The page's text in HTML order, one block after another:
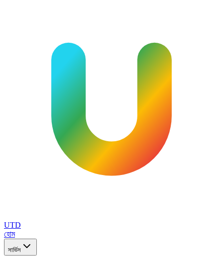
UTD
হোম
সার্ভিস